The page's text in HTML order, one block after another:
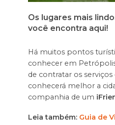
Os lugares mais
você encontra aqui!
Há muitos pontos
conhecer em
de contratar os serviços
conhecerá melhor a
companhia de um
Leia também: Guia de